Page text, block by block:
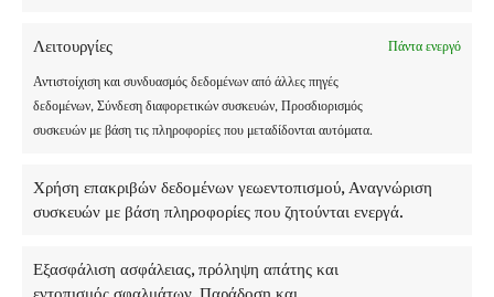
Λειτουργίες
Πάντα ενεργό
Αντιστοίχιση και συνδυασμός δεδομένων από άλλες πηγές
δεδομένων, Σύνδεση διαφορετικών συσκευών, Προσδιορισμός
συσκευών με βάση τις πληροφορίες που μεταδίδονται αυτόματα.
Χρήση επακριβών δεδομένων γεωεντοπισμού, Αναγνώριση
συσκευών με βάση πληροφορίες που ζητούνται ενεργά.
Εξασφάλιση ασφάλειας, πρόληψη απάτης και
ορειβασίας σκι Patrouille des Glaciers
Μαΐου.
Οι έμπειροι snowboarders και χιονοδρόμοι έχουν
κορυφή με ελικόπτερο.
Από αυτό το σημείο, μπορούν να απολαύσουν την